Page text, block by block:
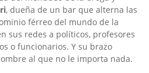
, dueña de un bar que alterna las
férreo del mundo de la
sus redes a políticos, profesores
o funcionarios. Y su brazo
al que no le importa nada.